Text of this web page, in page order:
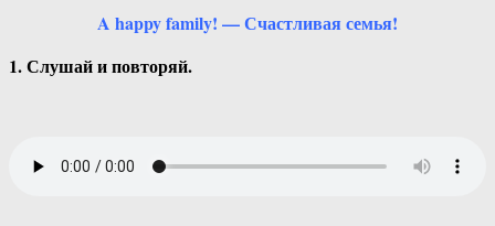
A happy family! — Счастливая семья!
1. Слушай и повторяй.